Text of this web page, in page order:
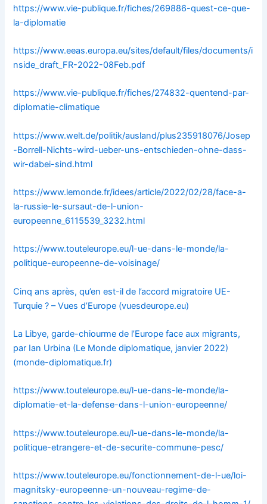
https://www.vie-publique.fr/fiches/269886-quest-ce-que-
la-diplomatie
https://www.eeas.europa.eu/sites/default/files/documents/i
nside_draft_FR-2022-08Feb.pdf
https://www.vie-publique.fr/fiches/274832-quentend-par-
diplomatie-climatique
https://www.welt.de/politik/ausland/plus235918076/Josep
-Borrell-Nichts-wird-ueber-uns-entschieden-ohne-dass-
wir-dabei-sind.html
https://www.lemonde.fr/idees/article/2022/02/28/face-a-
la-russie-le-sursaut-de-l-union-
europeenne_6115539_3232.html
https://www.touteleurope.eu/l-ue-dans-le-monde/la-
politique-europeenne-de-voisinage/
Cinq ans après, qu’en est-il de l’accord migratoire UE-
Turquie ? – Vues d’Europe (vuesdeurope.eu)
La Libye, garde-chiourme de l’Europe face aux migrants,
par Ian Urbina (Le Monde diplomatique, janvier 2022)
(monde-diplomatique.fr)
https://www.touteleurope.eu/l-ue-dans-le-monde/la-
diplomatie-et-la-defense-dans-l-union-europeenne/
https://www.touteleurope.eu/l-ue-dans-le-monde/la-
politique-etrangere-et-de-securite-commune-pesc/
https://www.touteleurope.eu/fonctionnement-de-l-ue/loi-
magnitsky-europeenne-un-nouveau-regime-de-